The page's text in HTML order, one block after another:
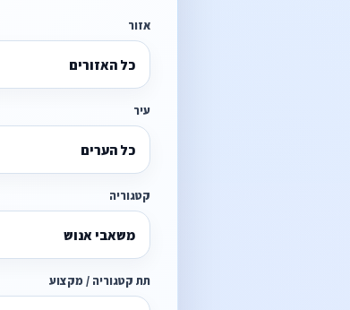
אזור
כל האזורים
עיר
כל הערים
קטגוריה
משאבי אנוש
תת קטגוריה / מקצוע